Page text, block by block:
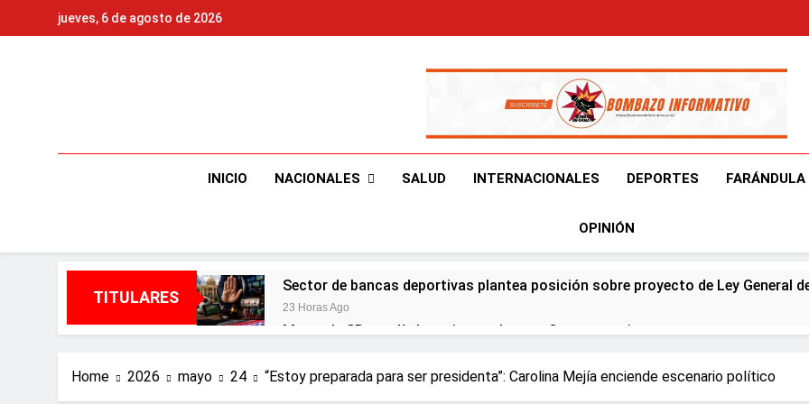
jueves, 6 de agosto de 2026
Bombazo
INICIO NACIONALES SALUD INTERNACIONALES DEPORTES FARÁNDULA
OPINIÓN
TITULARES
Sector de bancas deportivas plantea posición sobre proyecto de Ley General
23 Horas Ago
Metro de SD amplía horario por Juegos Centroamericanos
Embajada dominicana en Francia y Banreservas lanzan convocatoria para
Home 2026 mayo 24 “Estoy preparada para ser presidenta”: Carolina Mejía enciende escenario político